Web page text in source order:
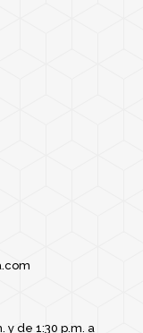
y de 1:30 p.m. a